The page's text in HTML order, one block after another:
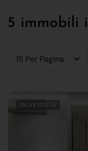
5 immobili
15 Per Pagina
IN VENDITA